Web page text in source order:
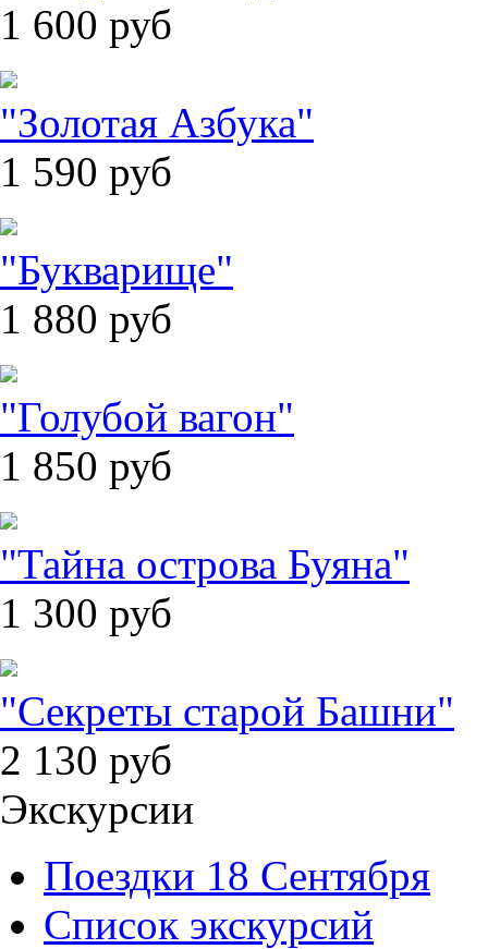
1 600 руб
"Золотая Азбука"
1 590 руб
"Букварище"
1 880 руб
"Голубой вагон"
1 850 руб
"Тайна острова Буяна"
1 300 руб
"Секреты старой Башни"
2 130 руб
Экскурсии
Поездки 18 Сентября
Список экскурсий